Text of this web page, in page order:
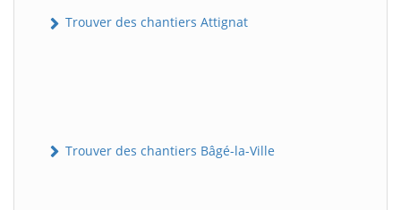
Trouver des chantiers Attignat
Trouver des chantiers Bâgé-la-Ville